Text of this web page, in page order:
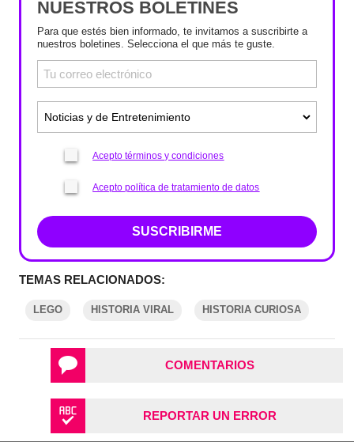
NUESTROS BOLETINES
Para que estés bien informado, te invitamos a suscribirte a
nuestros boletines. Selecciona el que más te guste.
Acepto términos y condiciones
Acepto política de tratamiento de datos
SUSCRIBIRME
TEMAS RELACIONADOS:
LEGO HISTORIA VIRAL HISTORIA CURIOSA
COMENTARIOS
REPORTAR UN ERROR